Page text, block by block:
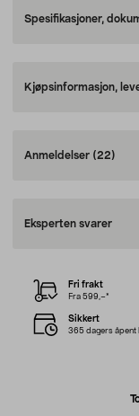
Spesifikasjoner,
Kjøpsinformasjon,
Anmeldelser (22)
Eksperten svarer
Fri frakt
Fra 599,–*
Sikkert
365 dagers åpent